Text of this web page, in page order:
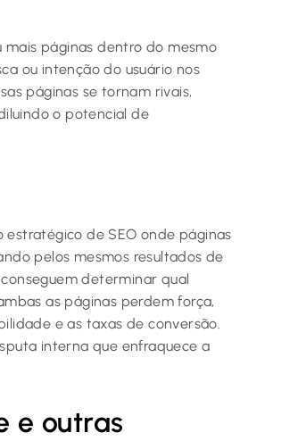
páginas dentro do mesmo
ou intenção do usuário nos
páginas se tornam rivais,
o potencial de
de SEO onde páginas
pelos mesmos resultados de
determinar qual
as páginas perdem força,
e as taxas de conversão.
interna que enfraquece a
e outras